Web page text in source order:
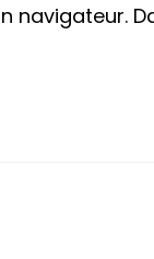
navigateur.